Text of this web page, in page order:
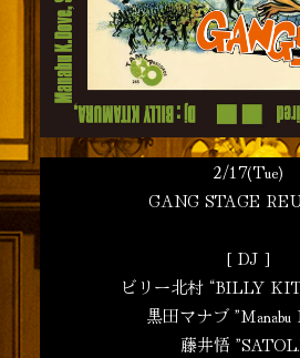
2/17(Tue)
GANG STAGE
[ DJ ]
ビリー北村 “BILLY
黒田マナブ ”Manabu
藤井悟